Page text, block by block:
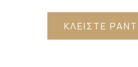
ΚΛΕΙΣΤΕ